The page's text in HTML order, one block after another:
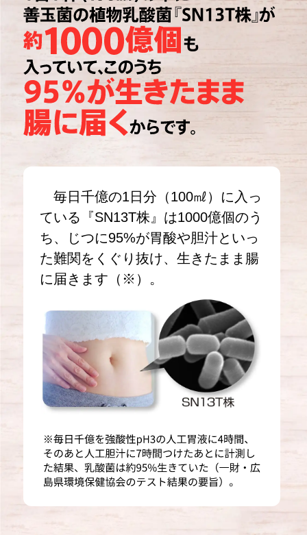
毎日千億の1日分（100㎖）に入っ
ている『SN13T株』は1000億個のう
ち、じつに95%が胃酸や胆汁といっ
た難関をくぐり抜け、生きたまま腸
に届きます（※）。